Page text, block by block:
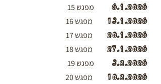
6.1.2026 מפגש 15
13.1.2026 מפגש 16
20.1.2026 מפגש 17
27.1.2026 מפגש 18
3.2.2026 מפגש 19
10.2.2026 מפגש 20